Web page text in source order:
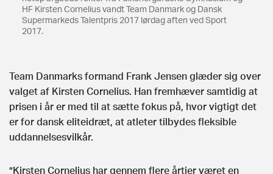
HF Kirsten Cornelius vandt Team Danmark og Dansk
Supermarkeds Talentpris 2017 lørdag aften ved Sport
2017.
Team Danmarks formand Frank Jensen glæder sig over
valget af Kirsten Cornelius. Han fremhæver samtidig at
prisen i år er med til at sætte fokus på, hvor vigtigt det
er for dansk eliteidræt, at atleter tilbydes fleksible
uddannelsesvilkår.
”Kirsten Cornelius har gennem flere årtier været en